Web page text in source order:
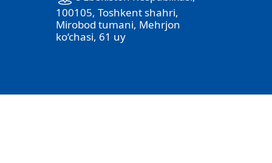
100105, Toshkent shahri,
Mirobod tumani, Mehrjon
ko‘chasi, 61 uy